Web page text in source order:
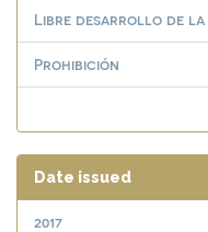
Libre desarrollo de la
Prohibición
Date issued
2017